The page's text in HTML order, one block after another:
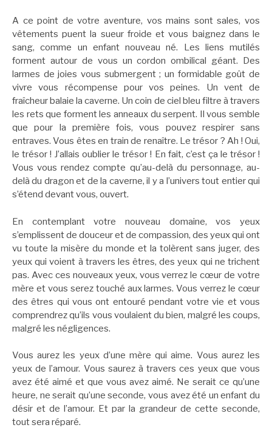
A ce point de votre aventure, vos mains sont sales, vos
vêtements puent la sueur froide et vous baignez dans le
sang, comme un enfant nouveau né. Les liens mutilés
forment autour de vous un cordon ombilical géant. Des
larmes de joies vous submergent ; un formidable goût de
vivre vous récompense pour vos peines. Un vent de
fraîcheur balaie la caverne. Un coin de ciel bleu filtre à travers
les rets que forment les anneaux du serpent. Il vous semble
que pour la première fois, vous pouvez respirer sans
entraves. Vous êtes en train de renaître. Le trésor ? Ah ! Oui,
le trésor ! J’allais oublier le trésor ! En fait, c’est ça le trésor !
Vous vous rendez compte qu’au-delà du personnage, au-
delà du dragon et de la caverne, il y a l’univers tout entier qui
s’étend devant vous, ouvert.
En contemplant votre nouveau domaine, vos yeux
s’emplissent de douceur et de compassion, des yeux qui ont
vu toute la misère du monde et la tolèrent sans juger, des
yeux qui voient à travers les êtres, des yeux qui ne trichent
pas. Avec ces nouveaux yeux, vous verrez le cœur de votre
mère et vous serez touché aux larmes. Vous verrez le cœur
des êtres qui vous ont entouré pendant votre vie et vous
comprendrez qu’ils vous voulaient du bien, malgré les coups,
malgré les négligences.
Vous aurez les yeux d’une mère qui aime. Vous aurez les
yeux de l’amour. Vous saurez à travers ces yeux que vous
avez été aimé et que vous avez aimé. Ne serait ce qu’une
heure, ne serait qu’une seconde, vous avez été un enfant du
désir et de l’amour. Et par la grandeur de cette seconde,
tout sera réparé.